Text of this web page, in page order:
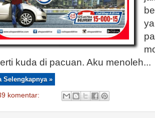
kuda di pacuan. Aku menoleh...
Selengkapnya »
komentar: